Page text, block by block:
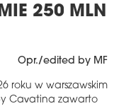
250 MLN
Opr./edited by MF
roku w warszawskim
Cavatina zawarto